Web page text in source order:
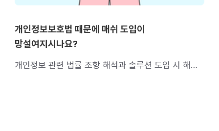
개인정보보호법 때문에 매쉬 도입이
망설여지시나요?
개인정보 관련 법률 조항 해석과 솔루션 도입 시 해야